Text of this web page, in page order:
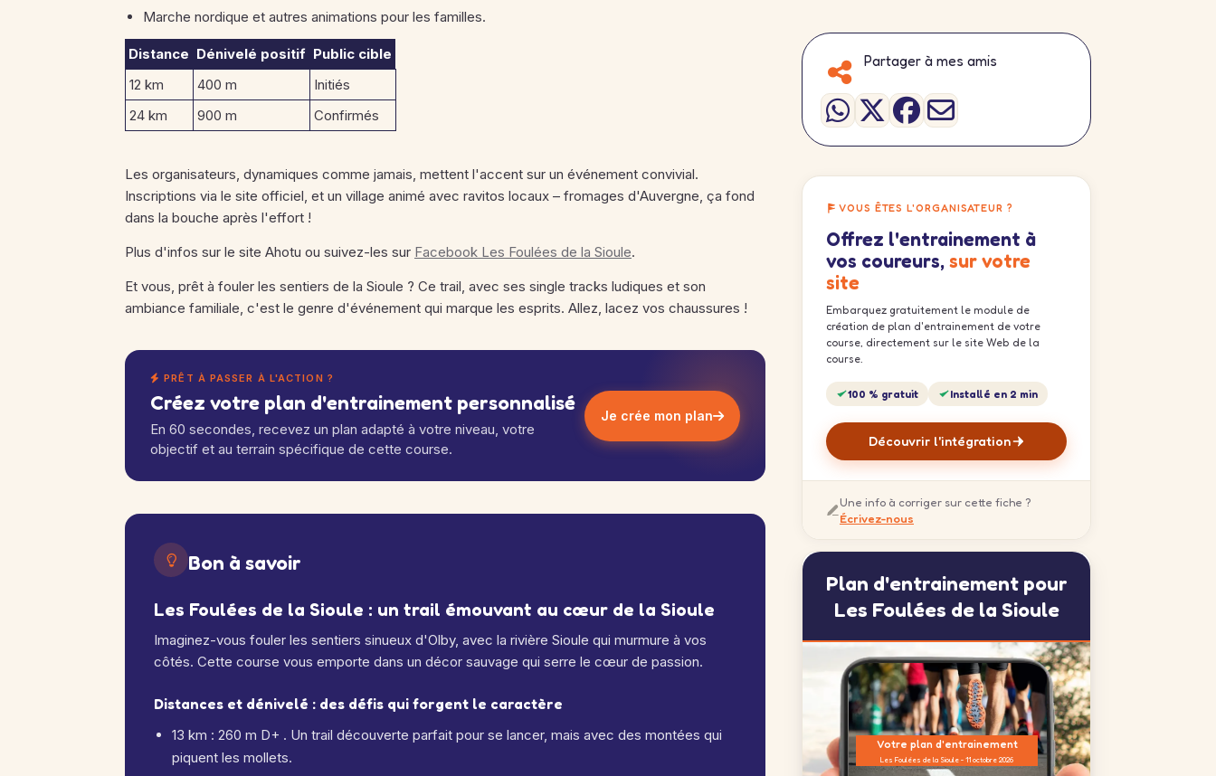
Marche nordique et autres animations pour les familles.
Distance Dénivelé positif Public cible
12 km
400 m
Initiés
24 km
900 m Confirmés
Les organisateurs, dynamiques comme jamais, mettent l'accent sur un événement convivial.
Inscriptions via le site officiel, et un village animé avec ravitos locaux – fromages d'Auvergne, ça fond
dans la bouche après l'effort !
Plus d'infos sur le site Ahotu ou suivez-les sur Facebook Les Foulées de la Sioule.
Et vous, prêt à fouler les sentiers de la Sioule ? Ce trail, avec ses single tracks ludiques et son
ambiance familiale, c'est le genre d'événement qui marque les esprits. Allez, lacez vos chaussures !
PRÊT À PASSER À L'ACTION ?
Créez votre plan d'entrainement personnalisé
En 60 secondes, recevez un plan adapté à votre niveau, votre
objectif et au terrain spécifique de cette course.
Je crée mon plan
Bon à savoir
Les Foulées de la Sioule : un trail émouvant au cœur de la Sioule
Imaginez-vous fouler les sentiers sinueux d'Olby, avec la rivière Sioule qui murmure à vos
côtés. Cette course vous emporte dans un décor sauvage qui serre le cœur de passion.
Distances et dénivelé : des défis qui forgent le caractère
13 km : 260 m D+ . Un trail découverte parfait pour se lancer, mais avec des montées qui
piquent les mollets.
Partager à mes amis
VOUS ÊTES L'ORGANISATEUR ?
Offrez l'entrainement à
vos coureurs, sur votre
site
Embarquez gratuitement le module de
création de plan d'entrainement de votre
course, directement sur le site Web de la
course.
100 % gratuit Installé en 2 min
Découvrir l'intégration
Une info à corriger sur cette fiche ?
Écrivez-nous
Plan d'entrainement pour
Les Foulées de la Sioule
Votre plan d'entrainement
Les Foulées de la Sioule - 11 octobre 2026